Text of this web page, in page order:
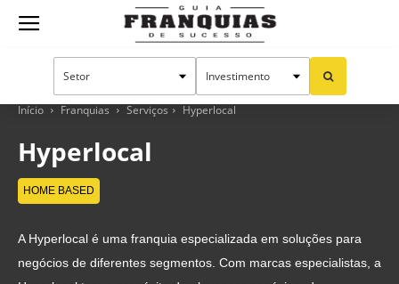
Guia
Franquias
Sucesso
Início Franquias Serviços Hyperlocal
Hyperlocal
HOME BASED
A Hyperlocal é uma franquia especializada em soluções para
negócios de diferentes segmentos. Com marcas especialistas, a